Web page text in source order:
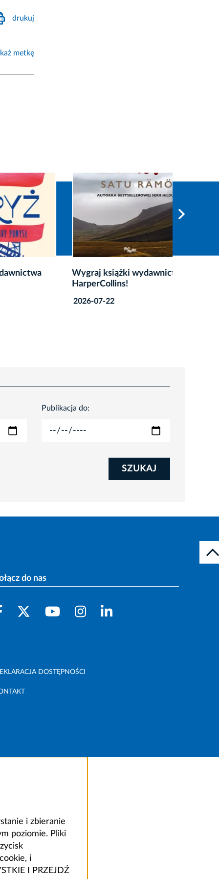
drukuj
metkę
Wygraj książki wydawnictwa
HarperCollins!
2026-07-22
Publikacja do:
SZUKAJ
do nas
DOSTĘPNOŚCI
i zbieranie
poziomie. Pliki
i
I PRZEJDŹ